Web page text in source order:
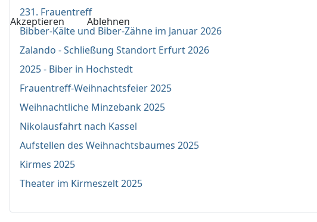
231. Frauentreff
Bibber-Kälte und Biber-Zähne im Januar 2026
Zalando - Schließung Standort Erfurt 2026
2025 - Biber in Hochstedt
Frauentreff-Weihnachtsfeier 2025
Weihnachtliche Minzebank 2025
Nikolausfahrt nach Kassel
Aufstellen des Weihnachtsbaumes 2025
Kirmes 2025
Theater im Kirmeszelt 2025
Akzeptieren
Ablehnen